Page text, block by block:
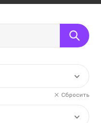
Сбросить